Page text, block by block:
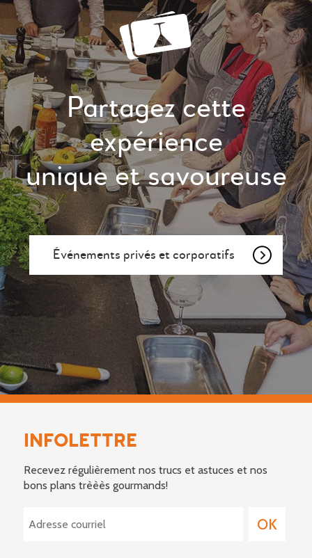
Partagez cette
expérience
unique et savoureuse
Événements privés et corporatifs
INFOLETTRE
Recevez régulièrement nos trucs et astuces et nos
bons plans trèèès gourmands!